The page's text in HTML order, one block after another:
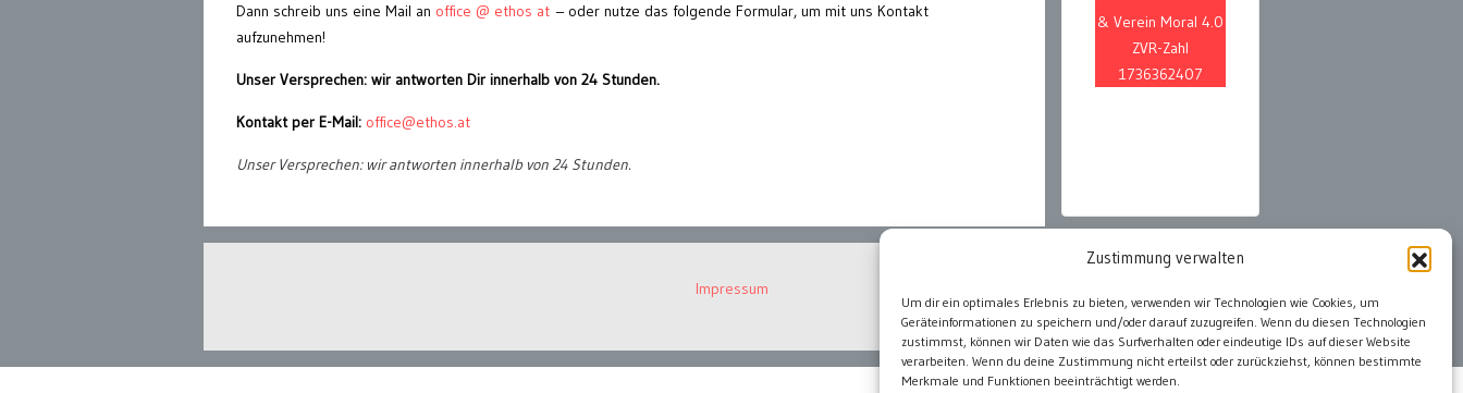
Zustimmung verwalten
Um dir ein optimales Erlebnis zu bieten, verwenden wir Technologien wie Cookies, um
Geräteinformationen zu speichern und/oder darauf zuzugreifen. Wenn du diesen Technologien
zustimmst, können wir Daten wie das Surfverhalten oder eindeutige IDs auf dieser Website
verarbeiten. Wenn du deine Zustimmung nicht erteilst oder zurückziehst, können bestimmte
Merkmale und Funktionen beeinträchtigt werden.
Dann schreib uns eine Mail an office @ ethos at – oder nutze das folgende Formular, um mit uns Kontakt
aufzunehmen!
Unser Versprechen: wir antworten Dir innerhalb von 24 Stunden.
Kontakt per E-Mail: office@ethos.at
Unser Versprechen: wir antworten innerhalb von 24 Stunden.
& Verein Moral 4.0
ZVR-Zahl
1736362407
Impressum